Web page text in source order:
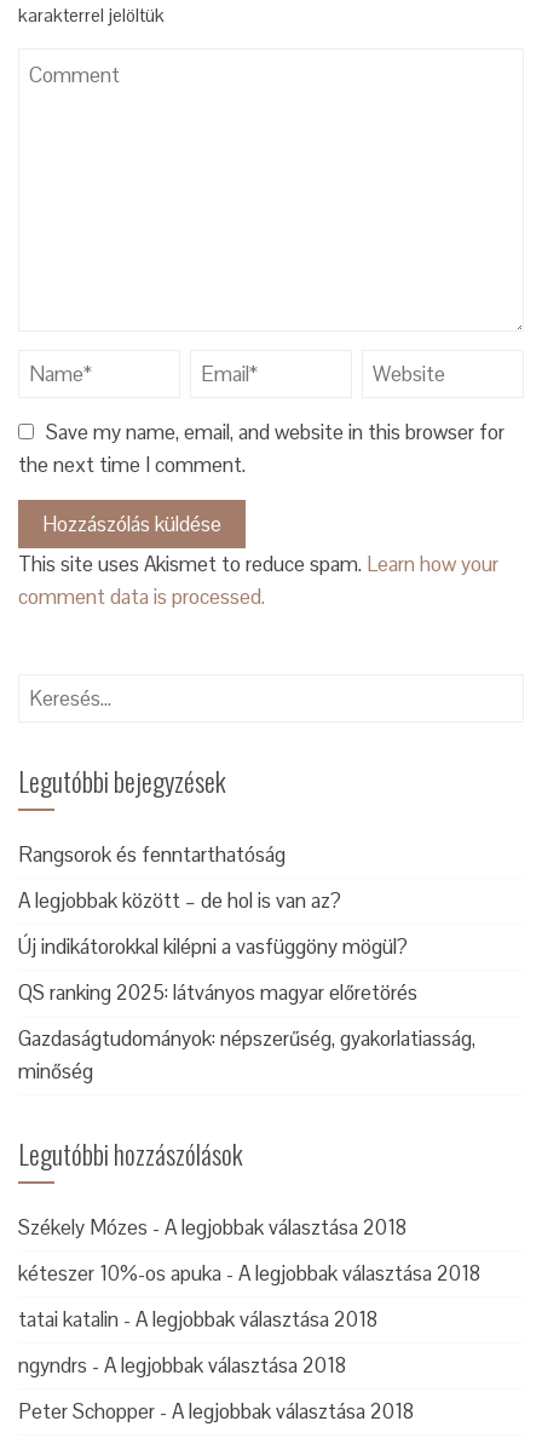
karakterrel jelöltük
Save my name, email, and website in this browser for
the next time I comment.
This site uses Akismet to reduce spam. Learn how your
comment data is processed.
Keresés:
Legutóbbi bejegyzések
Rangsorok és fenntarthatóság
A legjobbak között – de hol is van az?
Új indikátorokkal kilépni a vasfüggöny mögül?
QS ranking 2025: látványos magyar előretörés
Gazdaságtudományok: népszerűség, gyakorlatiasság,
minőség
Legutóbbi hozzászólások
Székely Mózes - A legjobbak választása 2018
kéteszer 10%-os apuka - A legjobbak választása 2018
tatai katalin - A legjobbak választása 2018
ngyndrs - A legjobbak választása 2018
Peter Schopper - A legjobbak választása 2018